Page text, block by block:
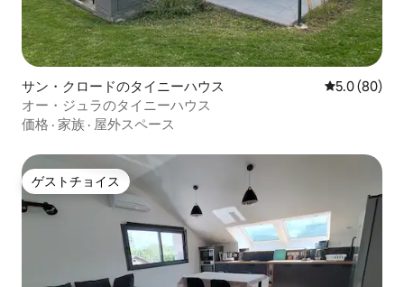
サン・クロードのタイニーハウス レビュー80
5.0 (80)
オー・ジュラのタイニーハウス
価格 · 家族 · 屋外スペース
ゲストチョイス
ゲストチョイス